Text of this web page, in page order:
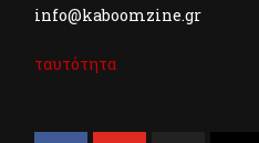
info@kaboomzine.gr
ταυτότητα